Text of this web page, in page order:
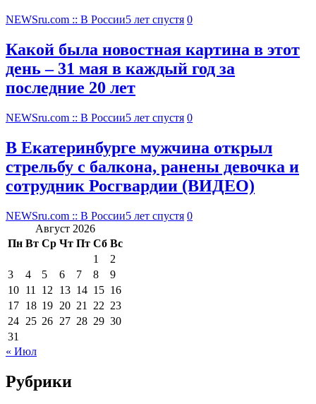
NEWSru.com :: В России5 лет спустя 0
Какой была новостная картина в этот
день – 31 мая в каждый год за
последние 20 лет
NEWSru.com :: В России5 лет спустя 0
В Екатеринбурге мужчина открыл
стрельбу с балкона, ранены девочка и
сотрудник Росгвардии (ВИДЕО)
NEWSru.com :: В России5 лет спустя 0
Август 2026
Пн Вт Ср Чт Пт Сб Вс
1
2
3
4 5 6 7 8
9
10 11 12 13 14 15 16
17 18 19 20 21 22 23
24 25 26 27 28 29 30
31
« Июл
Рубрики